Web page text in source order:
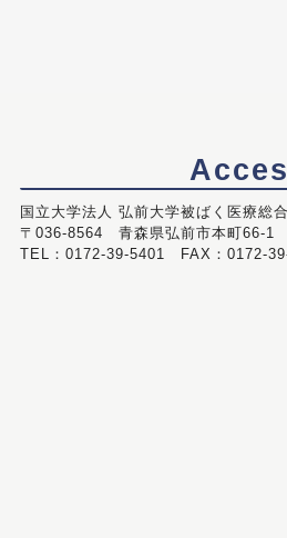
国立大学法人 弘前大学被ばく医療総
〒036-8564 青森県弘前市本町66-1
TEL：0172-39-5401 FAX：0172-